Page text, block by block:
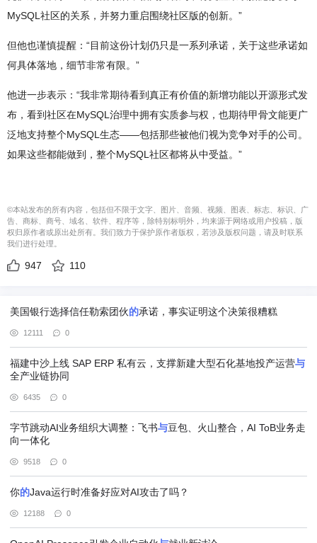
MySQL社区的关系，并努力重启围绕社区版的创新。”
但他也谨慎提醒：“目前这份计划仍只是一系列承诺，关于这些承诺如
何具体落地，细节非常有限。”
他进一步表示：“我非常期待看到真正有价值的新增功能以开源形式发
布，看到社区在MySQL治理中拥有实质参与权，也期待甲骨文能更广
泛地支持整个MySQL生态——包括那些被他们视为竞争对手的公司。
如果这些都能做到，整个MySQL社区都将从中受益。”
©本站发布的所有内容，包括但不限于文字、图片、音频、视频、图表、标志、标识、广
告、商标、商号、域名、软件、程序等，除特别标明外，均来源于网络或用户投稿，版
权归原作者或原出处所有。我们致力于保护原作者版权，若涉及版权问题，请及时联系
我们进行处理。
947 110
美国银行选择信任勒索团伙的承诺，事实证明这个决策很糟糕
12111 0
福建中沙上线 SAP ERP 私有云，支撑新建大型石化基地投产运营与
全产业链协同
6435 0
字节跳动AI业务组织大调整：飞书与豆包、火山整合，AI ToB业务走
向一体化
9518 0
你的Java运行时准备好应对AI攻击了吗？
12188 0